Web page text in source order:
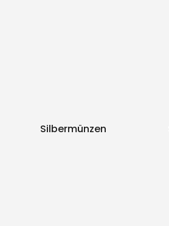
Silbermünzen